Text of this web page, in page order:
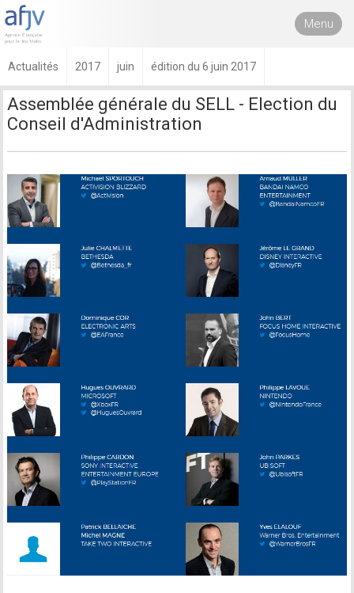
Menu
Actualités 2017 juin édition du 6 juin 2017
Assemblée générale du SELL - Election du
Conseil d'Administration